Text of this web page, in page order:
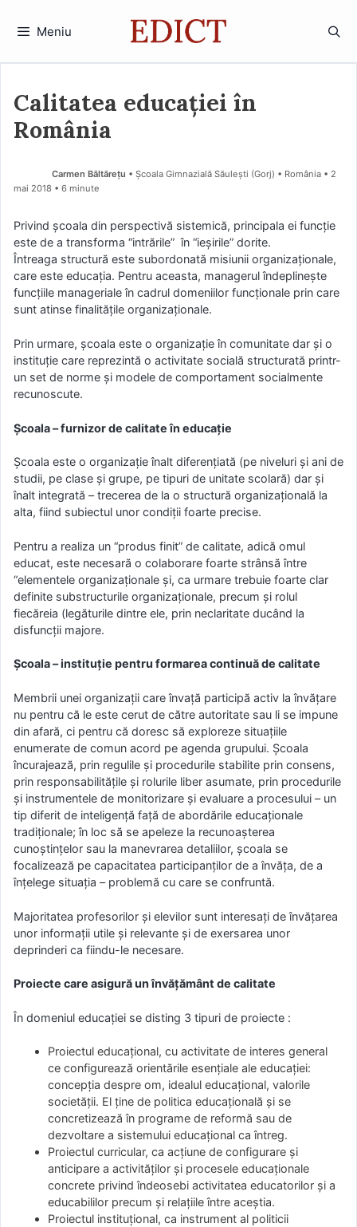
Meniu
Calitatea educației în
România
Carmen Băltăreţu • Școala Gimnazială Săulești (Gorj) • România
2
mai 2018 • 6 minute
Privind școala din perspectivă sistemică, principala ei funcție
este de a transforma “intrările” în “ieșirile” dorite.
Întreaga structură este subordonată misiunii organizaționale,
care este educația. Pentru aceasta, managerul îndeplinește
funcțiile manageriale în cadrul domeniilor funcționale prin care
sunt atinse finalitățile organizaționale.
Prin urmare, școala este o organizație în comunitate dar și o
instituție care reprezintă o activitate socială structurată printr-
un set de norme și modele de comportament socialmente
recunoscute.
Școala – furnizor de calitate în educație
Școala este o organizație înalt diferențiată (pe niveluri și ani de
studii, pe clase și grupe, pe tipuri de unitate scolară) dar și
înalt integrată – trecerea de la o structură organizațională la
alta, fiind subiectul unor condiții foarte precise.
Pentru a realiza un “produs finit” de calitate, adică omul
educat, este necesară o colaborare foarte strânsă între
“elementele organizaționale și, ca urmare trebuie foarte clar
definite substructurile organizaționale, precum și rolul
fiecăreia (legăturile dintre ele, prin neclaritate ducând la
disfuncții majore.
Școala – instituție pentru formarea continuă de calitate
Membrii unei organizații care învață participă activ la învățare
nu pentru că le este cerut de către autoritate sau li se impune
din afară, ci pentru că doresc să exploreze situațiile
enumerate de comun acord pe agenda grupului. Școala
încurajează, prin regulile și procedurile stabilite prin consens,
prin responsabilitățile și rolurile liber asumate, prin procedurile
și instrumentele de monitorizare și evaluare a procesului – un
tip diferit de inteligență față de abordările educaționale
tradiționale; în loc să se apeleze la recunoașterea
cunoștințelor sau la manevrarea detaliilor, școala se
focalizează pe capacitatea participanților de a învăța, de a
înțelege situația – problemă cu care se confruntă.
Majoritatea profesorilor și elevilor sunt interesați de învățarea
unor informații utile și relevante și de exersarea unor
deprinderi ca fiindu-le necesare.
Proiecte care asigură un învățământ de calitate
În domeniul educației se disting 3 tipuri de proiecte :
Proiectul educațional, cu activitate de interes general
ce configurează orientările esențiale ale educației:
concepția despre om, idealul educațional, valorile
societății. El ține de politica educațională și se
concretizează în programe de reformă sau de
dezvoltare a sistemului educațional ca întreg.
Proiectul curricular, ca acțiune de configurare și
anticipare a activităților și procesele educaționale
concrete privind îndeosebi activitatea educatorilor și a
educabililor precum și relațiile între aceștia.
Proiectul instituțional, ca instrument al politicii